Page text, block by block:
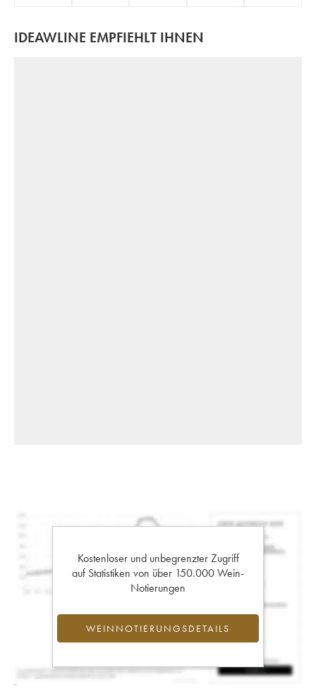
IDEAWLINE EMPFIEHLT IHNEN
Kostenloser und unbegrenzter Zugriff
auf Statistiken von über 150.000 Wein-
Notierungen
WEINNOTIERUNGSDETAILS